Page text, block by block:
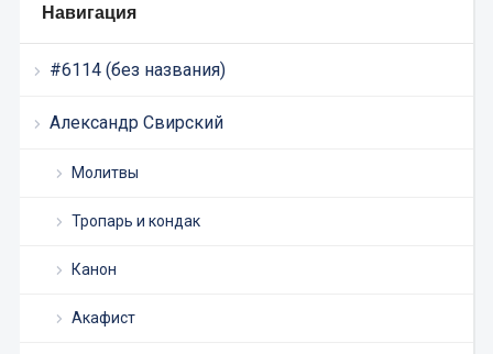
Навигация
#6114 (без названия)
Александр Свирский
Молитвы
Тропарь и кондак
Канон
Акафист